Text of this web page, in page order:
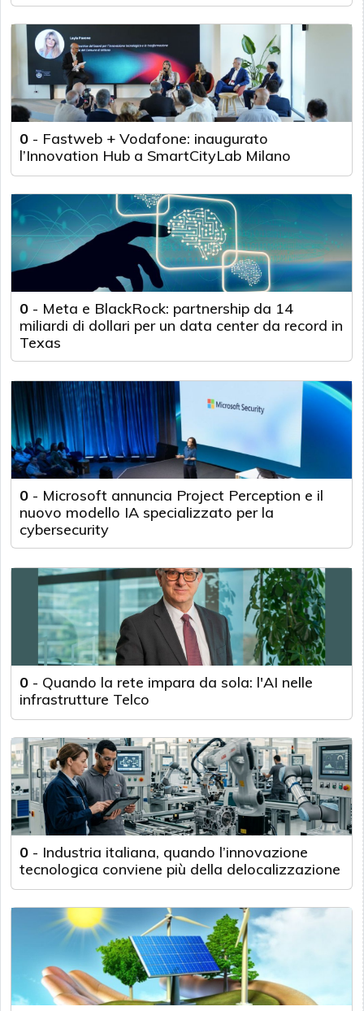
0 - Fastweb + Vodafone: inaugurato
l’Innovation Hub a SmartCityLab Milano
0 - Meta e BlackRock: partnership da 14
miliardi di dollari per un data center da record in
Texas
0 - Microsoft annuncia Project Perception e il
nuovo modello IA specializzato per la
cybersecurity
0 - Quando la rete impara da sola: l'AI nelle
infrastrutture Telco
0 - Industria italiana, quando l’innovazione
tecnologica conviene più della delocalizzazione